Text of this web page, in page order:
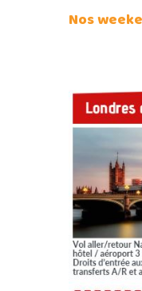
Nos